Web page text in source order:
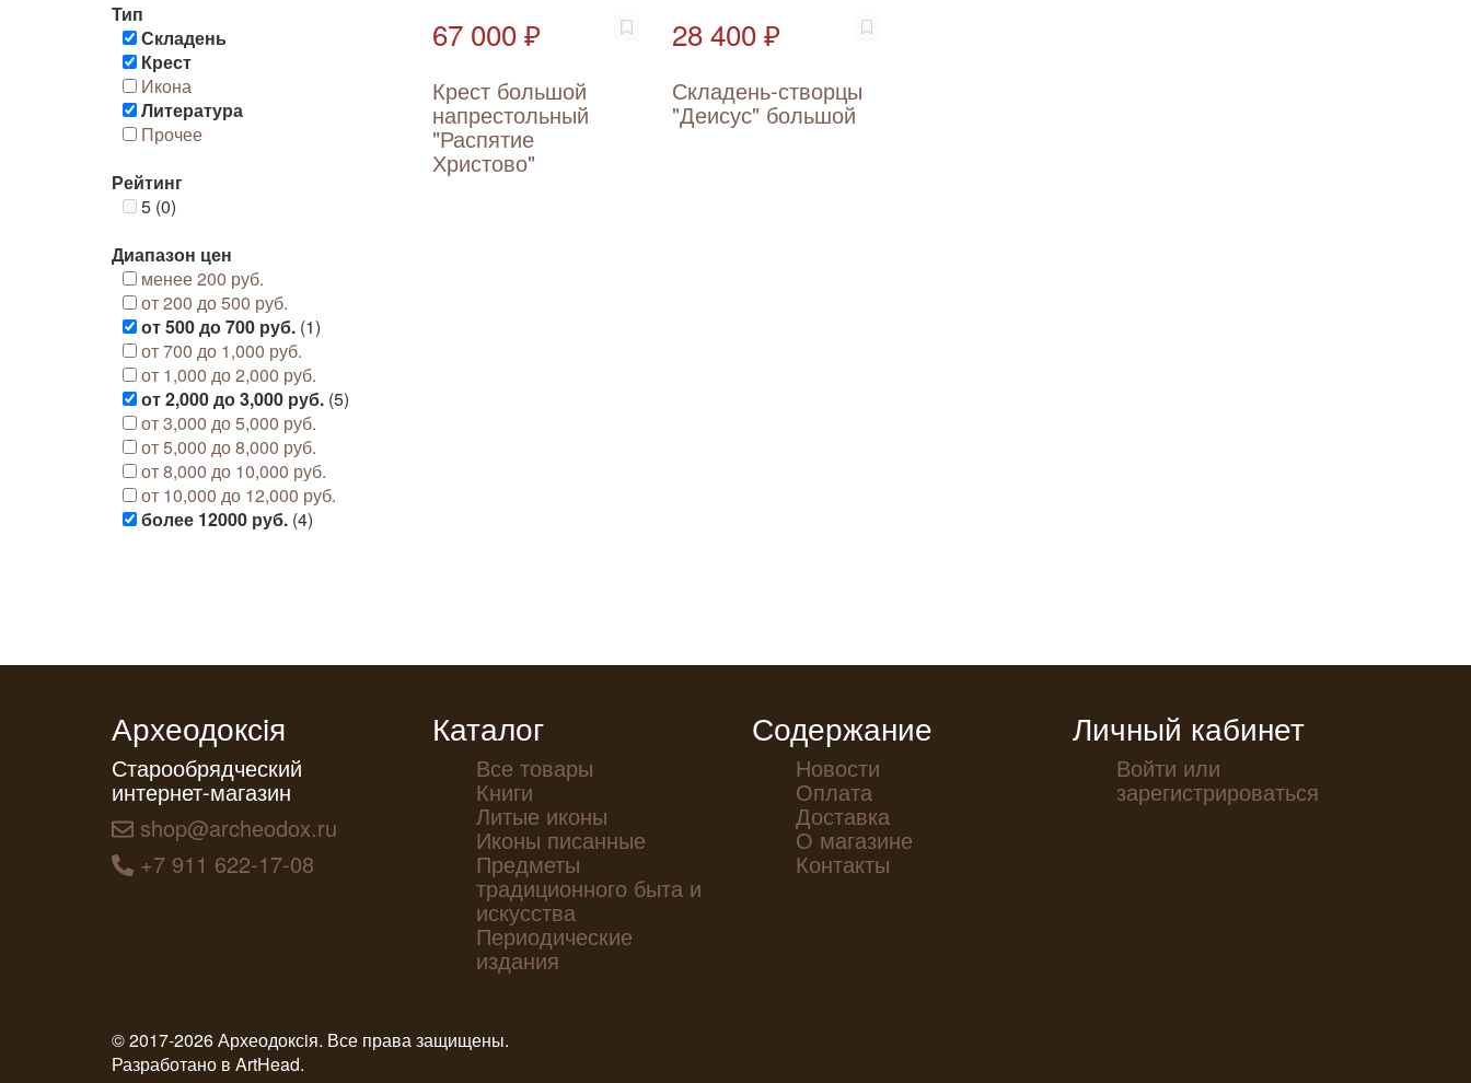
Тип
Складень
Крест
Икона
Литература
Прочее
Рейтинг
5 (0)
Диапазон цен
менее 200 руб.
от 200 до 500 руб.
от 500 до 700 руб. (1)
от 700 до 1,000 руб.
от 1,000 до 2,000 руб.
от 2,000 до 3,000 руб. (5)
от 3,000 до 5,000 руб.
от 5,000 до 8,000 руб.
от 8,000 до 10,000 руб.
от 10,000 до 12,000 руб.
более 12000 руб. (4)
67 000 ₽
Крест большой
напрестольный
"Распятие
Христово"
28 400 ₽
Складень-створцы
"Деисус" большой
Археодоксiя
Старообрядческий
интернет-магазин
shop@archeodox.ru
+7 911 622-17-08
Каталог
Все товары
Книги
Литые иконы
Иконы писанные
Предметы
традиционного быта и
искусства
Периодические
издания
Содержание
Новости
Оплата
Доставка
О магазине
Контакты
Личный кабинет
Войти или
зарегистрироваться
© 2017-2026 Археодоксiя. Все права защищены.
Разработано в ArtHead.